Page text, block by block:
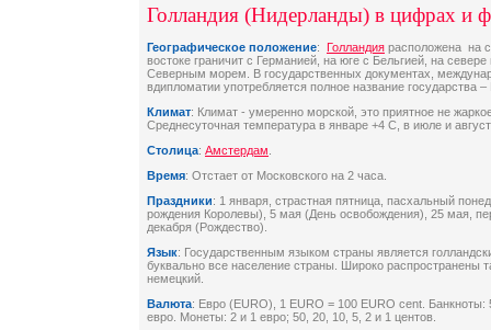
Голландия (Нидерланды) в цифрах и
Географическое положение: Голландия расположена на
востоке граничит с Германией, на юге с Бельгией, на
Северным морем. В государственных документах,
вдипломатии употребляется полное название государства
Климат: Климат - умеренно морской, это приятное не
Среднесуточная температура в январе +4 С, в июле и
Столица: Амстердам.
Время: Отстает от Московского на 2 часа.
Праздники: 1 января, страстная пятница, пасхальный
рождения Королевы), 5 мая (День освобождения), 25 мая,
декабря (Рождество).
Язык: Государственным языком страны является
буквально все население страны. Широко распространены
немецкий.
Валюта: Евро (EURO), 1 EURO = 100 EURO cent. Банкноты:
евро. Монеты: 2 и 1 евро; 50, 20, 10, 5, 2 и 1 центов.